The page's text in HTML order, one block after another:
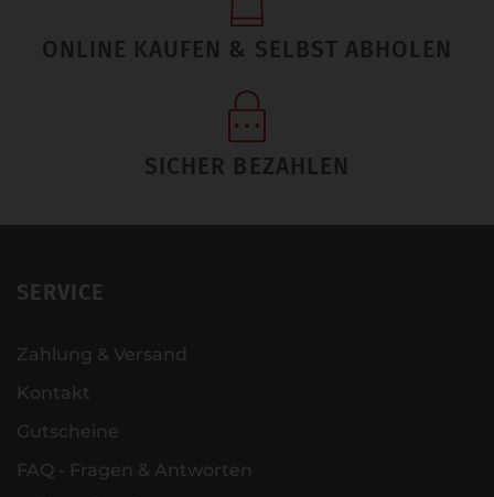
ONLINE KAUFEN & SELBST ABHOLEN
SICHER BEZAHLEN
SERVICE
Zahlung & Versand
Kontakt
Gutscheine
FAQ - Fragen & Antworten